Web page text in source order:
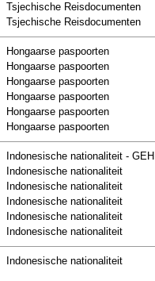
Tsjechische Reisdocumenten
Tsjechische Reisdocumenten
Hongaarse paspoorten
Hongaarse paspoorten
Hongaarse paspoorten
Hongaarse paspoorten
Hongaarse paspoorten
Hongaarse paspoorten
Indonesische nationaliteit -
Indonesische nationaliteit
Indonesische nationaliteit
Indonesische nationaliteit
Indonesische nationaliteit
Indonesische nationaliteit
Indonesische nationaliteit